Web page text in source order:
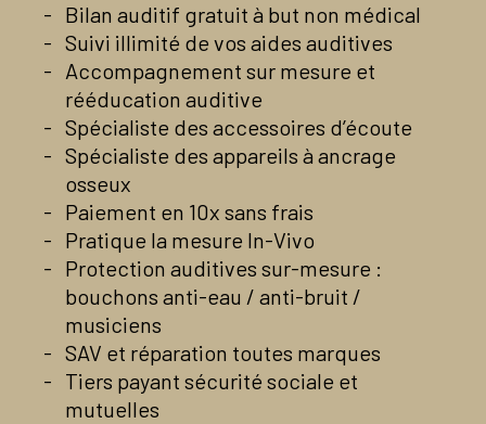
Voir la page Facebook du centre
En savoir plus
Contactez-nous par mail
Voir la page Facebook du centre
En savoir plus
02 51 98 51 12
Contactez-nous par mail
Voir la page Facebook du centre
En savoir plus
Bilan auditif gratuit à but non médical
Suivi illimité de vos aides auditives
Accompagnement sur mesure et
rééducation auditive
Spécialiste des accessoires d’écoute
Spécialiste des appareils à ancrage
osseux
Paiement en 10x sans frais
Pratique la mesure In-Vivo
Protection auditives sur-mesure :
bouchons anti-eau / anti-bruit /
musiciens
SAV et réparation toutes marques
Tiers payant sécurité sociale et
mutuelles